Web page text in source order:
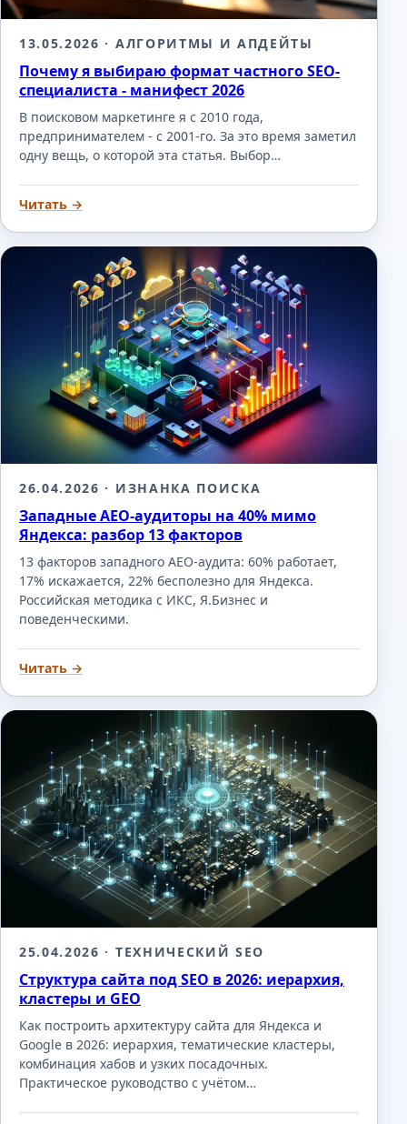
13.05.2026 · АЛГОРИТМЫ И АПДЕЙТЫ
Почему я выбираю формат частного SEO-
специалиста - манифест 2026
В поисковом маркетинге я с 2010 года,
предпринимателем - с 2001-го. За это время заметил
одну вещь, о которой эта статья. Выбор…
Читать →
26.04.2026 · ИЗНАНКА ПОИСКА
Западные AEO-аудиторы на 40% мимо
Яндекса: разбор 13 факторов
13 факторов западного AEO-аудита: 60% работает,
17% искажается, 22% бесполезно для Яндекса.
Российская методика с ИКС, Я.Бизнес и
поведенческими.
Читать →
25.04.2026 · ТЕХНИЧЕСКИЙ SEO
Структура сайта под SEO в 2026: иерархия,
кластеры и GEO
Как построить архитектуру сайта для Яндекса и
Google в 2026: иерархия, тематические кластеры,
комбинация хабов и узких посадочных.
Практическое руководство с учётом…